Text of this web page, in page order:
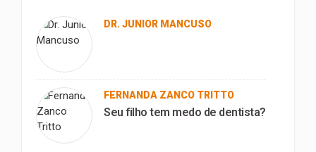
DR. JUNIOR MANCUSO
FERNANDA ZANCO TRITTO
Seu filho tem medo de dentista?